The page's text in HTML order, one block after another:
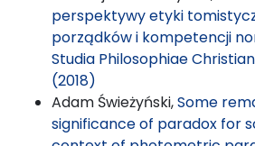
perspektywy etyki
porządków i kompetencji
Studia Philosophiae
(2018)
Adam Świeżyński,Some
significance of paradox for